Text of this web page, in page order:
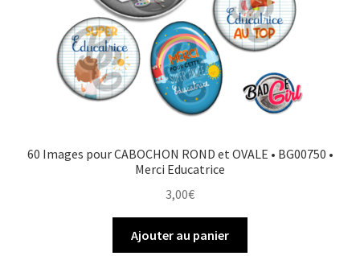
60 Images pour CABOCHON ROND et OVALE • BG00750 •
Merci Educatrice
3,00€
Ajouter au panier